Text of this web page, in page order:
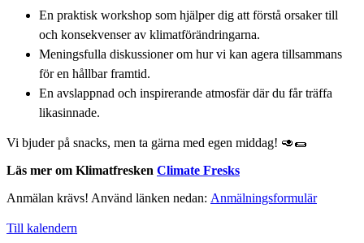
En praktisk workshop som hjälper dig att förstå orsaker till
och konsekvenser av klimatförändringarna.
Meningsfulla diskussioner om hur vi kan agera tillsammans
för en hållbar framtid.
En avslappnad och inspirerande atmosfär där du får träffa
likasinnade.
Vi bjuder på snacks, men ta gärna med egen middag! 🥑🌯
Läs mer om Klimatfresken Climate Fresks
Anmälan krävs! Använd länken nedan: Anmälningsformulär
Till kalendern